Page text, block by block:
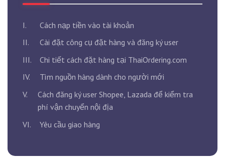
I.
Cách nạp tiền vào tài khoản
II.
Cài đặt công cụ đặt hàng và đăng ký user
III.
Chi tiết cách đặt hàng tại ThaiOrdering.com
IV.
Tìm nguồn hàng dành cho người mới
V.
Cách đăng ký user Shopee, Lazada để kiểm tra
phí vận chuyển nội địa
VI.
Yêu cầu giao hàng